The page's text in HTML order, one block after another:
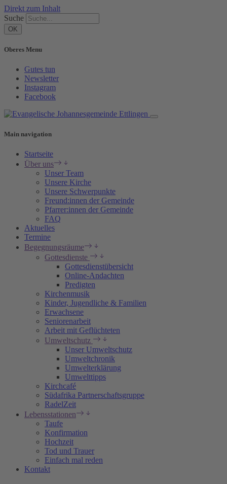
Direkt zum Inhalt
Suche
Oberes Menu
Gutes tun
Newsletter
Instagram
Facebook
Main navigation
Startseite
Über uns
Unser Team
Unsere Kirche
Unsere Schwerpunkte
Freund:innen der Gemeinde
Pfarrer:innen der Gemeinde
FAQ
Aktuelles
Termine
Begegnungsräume
Gottesdienste
Gottesdienstübersicht
Online-Andachten
Predigten
Kirchenmusik
Kinder, Jugendliche & Familien
Erwachsene
Seniorenarbeit
Arbeit mit Geflüchteten
Umweltschutz
Unser Umweltschutz
Umweltchronik
Umwelterklärung
Umwelttipps
Kirchcafé
Südafrika Partnerschaftsgruppe
RadelZeit
Lebensstationen
Taufe
Konfirmation
Hochzeit
Tod und Trauer
Einfach mal reden
Kontakt